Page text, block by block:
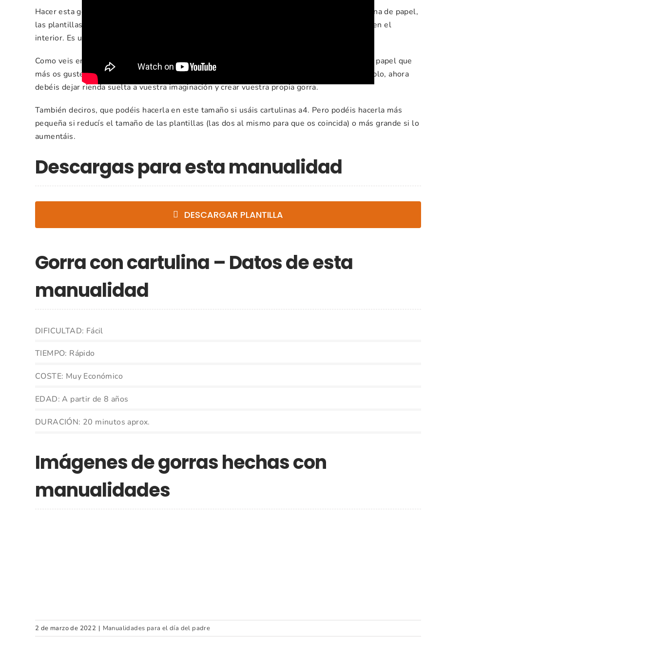
Hacer esta gorra de papel es súper económica y sencilla, ya que solo vamos a utilizar cartulina de papel,
las plantillas que os dejo y cartón. Pero a la vez
por la caja que tiene en el
interior. Es una manualidad genial para regalar a una persona especial.
Como veis en el vídeo, yo he usado cartulina roja o azul
, pero vosotros podéis hacerlo en el papel que
más os guste o incluso en una cartulina estampada. Como siempre os digo, este es un ejemplo, ahora
debéis dejar rienda suelta a vuestra imaginación y crear vuestra propia gorra.
También deciros, que podéis hacerla en este tamaño si usáis cartulinas a4. Pero podéis hacerla más
pequeña si reducís el tamaño de las plantillas (las dos al mismo para que os coincida) o más grande si lo
aumentáis.
Descargas para esta manualidad
DESCARGAR PLANTILLA
Gorra con cartulina – Datos de esta
manualidad
DIFICULTAD: Fácil
TIEMPO: Rápido
COSTE: Muy Económico
EDAD: A partir de 8 años
DURACIÓN: 20 minutos aprox.
Imágenes de gorras hechas con
manualidades
2 de marzo de 2022 | Manualidades para el día del padre